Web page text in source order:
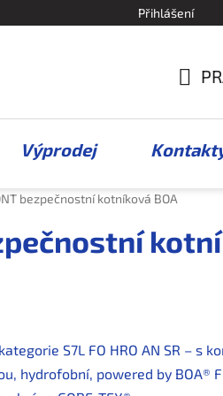
Přihlášení
KOŠÍK
Výprodej
bezpečnostní kotníková BOA
S7L FO HRO AN SR – s
hydrofobní, powered by BOA®